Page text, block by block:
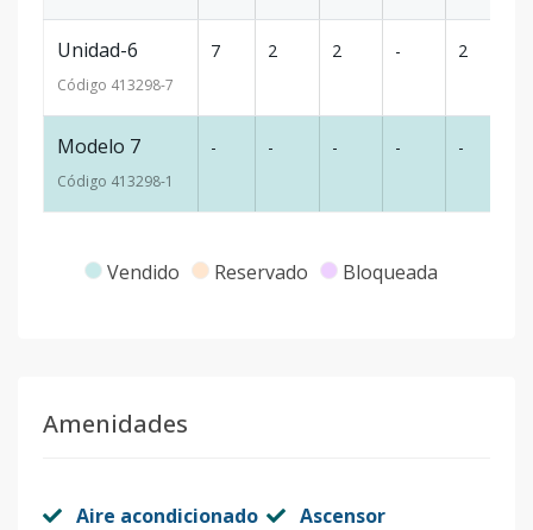
Unidad-6
Código 413298-7
7 2 2 - 2
Modelo 7
Código 413298-1
- - - - -
Vendido Reservado Bloqueada
Amenidades
Aire acondicionado Ascensor